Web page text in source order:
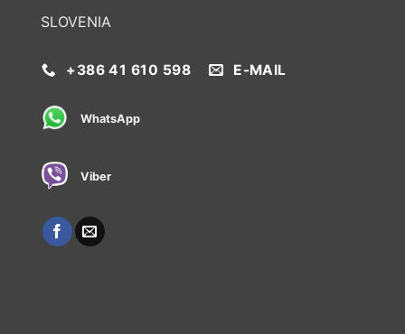
SLOVENIA
+386 41 610 598 E-MAIL
WhatsApp
Viber